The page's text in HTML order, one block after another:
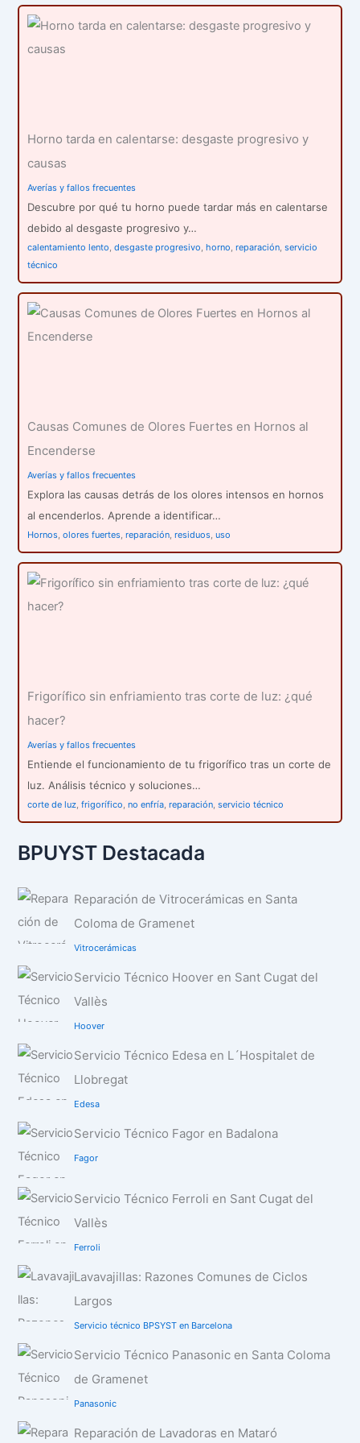
Horno tarda en calentarse: desgaste progresivo y
causas
Averías y fallos frecuentes
Descubre por qué tu horno puede tardar más en calentarse
debido al desgaste progresivo y…
calentamiento lento,desgaste progresivo,horno,reparación,servicio
técnico
Causas Comunes de Olores Fuertes en Hornos al
Encenderse
Averías y fallos frecuentes
Explora las causas detrás de los olores intensos en hornos
al encenderlos. Aprende a identificar…
Hornos,olores fuertes,reparación,residuos,uso
Frigorífico sin enfriamiento tras corte de luz: ¿qué
hacer?
Averías y fallos frecuentes
Entiende el funcionamiento de tu frigorífico tras un corte de
luz. Análisis técnico y soluciones…
corte de luz,frigorífico,no enfría,reparación,servicio técnico
BPUYST Destacada
Reparación de Vitrocerámicas en Santa
Coloma de Gramenet
Vitrocerámicas
Servicio Técnico Hoover en Sant Cugat del
Vallès
Hoover
Servicio Técnico Edesa en L´Hospitalet de
Llobregat
Edesa
Servicio Técnico Fagor en Badalona
Fagor
Servicio Técnico Ferroli en Sant Cugat del
Vallès
Ferroli
Lavavajillas: Razones Comunes de Ciclos
Largos
Servicio técnico BPSYST en Barcelona
Servicio Técnico Panasonic en Santa Coloma
de Gramenet
Panasonic
Reparación de Lavadoras en Mataró